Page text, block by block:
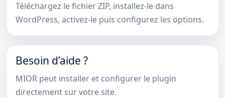
Téléchargez le fichier ZIP, installez-le dans
WordPress, activez-le puis configurez les options.
Besoin d’aide ?
MIOR peut installer et configurer le plugin
directement sur votre site.